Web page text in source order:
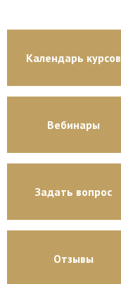
Календарь курсов
Вебинары
Задать вопрос
Отзывы